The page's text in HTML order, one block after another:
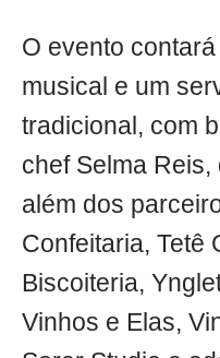
O evento
musical e um
tradicional, com
chef Selma Reis,
além dos
Confeitaria, Tetê
Biscoiteria,
Vinhos e Elas,